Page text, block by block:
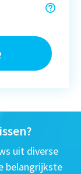
uit diverse
belangrijkste